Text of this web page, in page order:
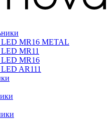
LED MR16 METAL
MR11
LED MR16
AR111